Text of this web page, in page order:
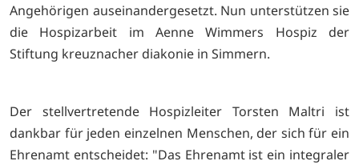
Angehörigen auseinandergesetzt. Nun unterstützen sie
die Hospizarbeit im Aenne Wimmers Hospiz der
Stiftung kreuznacher diakonie in Simmern.
Der stellvertretende Hospizleiter Torsten Maltri ist
dankbar für jeden einzelnen Menschen, der sich für ein
Ehrenamt entscheidet: "Das Ehrenamt ist ein integraler